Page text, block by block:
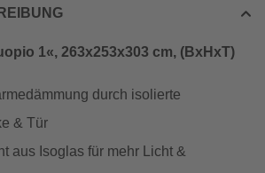
1«, 263x253x303 cm, (BxHxT)
durch isolierte
& Tür
aus Isoglas für mehr Licht &